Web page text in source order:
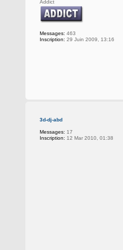
Addict
Messages: 463
Inscription: 29 Juin 2009, 13:16
3d-dj-abd
Messages: 17
Inscription: 12 Mar 2010, 01:38